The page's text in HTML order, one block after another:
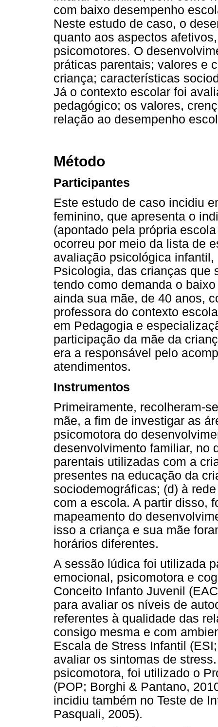
com baixo desempenho
Neste estudo de caso, o
quanto aos aspectos
psicomotores. O
práticas parentais; valores e
criança; características
Já o contexto escolar foi
pedagógico; os valores,
relação ao desempenho
Método
Participantes
Este estudo de caso incidiu
feminino, que apresenta o
(apontado pela própria
ocorreu por meio da lista de
avaliação psicológica
Psicologia, das crianças que
tendo como demanda o
ainda sua mãe, de 40 anos,
professora do contexto
em Pedagogia e
participação da mãe da
era a responsável pelo
atendimentos.
Instrumentos
Primeiramente, recolheram-
mãe, a fim de investigar as
psicomotora do
desenvolvimento familiar, no
parentais utilizadas com a
presentes na educação da
sociodemográficas; (d) à
com a escola. A partir disso,
mapeamento do
isso a criança e sua mãe
horários diferentes.
A sessão lúdica foi utilizada
emocional, psicomotora e
Conceito Infanto Juvenil
para avaliar os níveis de
referentes à qualidade das
consigo mesma e com
Escala de Stress Infantil
avaliar os sintomas de
psicomotora, foi utilizado o
(POP; Borghi & Pantano,
incidiu também no Teste de
Pasquali, 2005).